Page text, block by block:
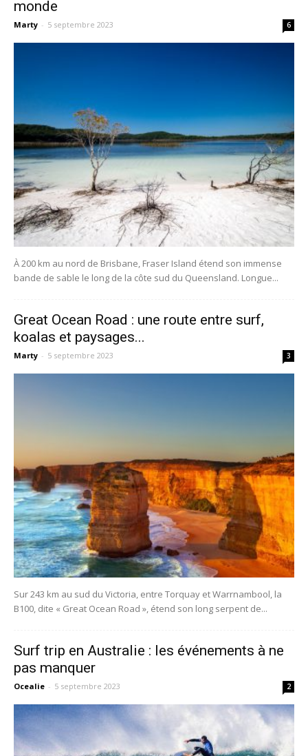
monde
Marty - 5 septembre 2023 6
À 200 km au nord de Brisbane, Fraser Island étend son immense
bande de sable le long de la côte sud du Queensland. Longue...
Great Ocean Road : une route entre surf,
koalas et paysages...
Marty - 5 septembre 2023 3
Sur 243 km au sud du Victoria, entre Torquay et Warrnambool, la
B100, dite « Great Ocean Road », étend son long serpent de...
Surf trip en Australie : les événements à ne
pas manquer
Ocealie - 5 septembre 2023 2